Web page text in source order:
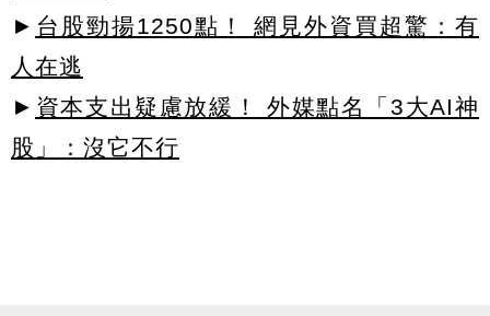
► 台股勁揚1250點！ 網見外資買超驚：有
人在逃
► 資本支出疑慮放緩！ 外媒點名「3大AI神
股」：沒它不行